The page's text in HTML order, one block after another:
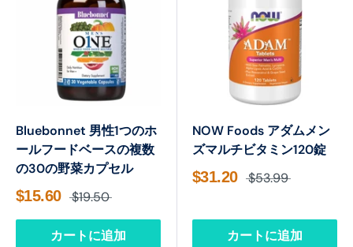
Bluebonnet 男性1つのホ
ールフードベースの複数
の30の野菜カプセル
$15.60 $19.50
カートに追加
NOW Foods アダムメン
ズマルチビタミン120錠
$31.20 $53.99
カートに追加